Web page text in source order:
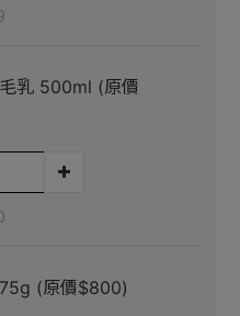
毛乳 500ml (原價
75g (原價$800)